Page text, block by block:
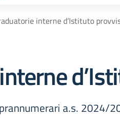
interne d’Istituto
a.s. 2024/